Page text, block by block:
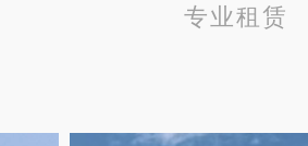
专业租赁